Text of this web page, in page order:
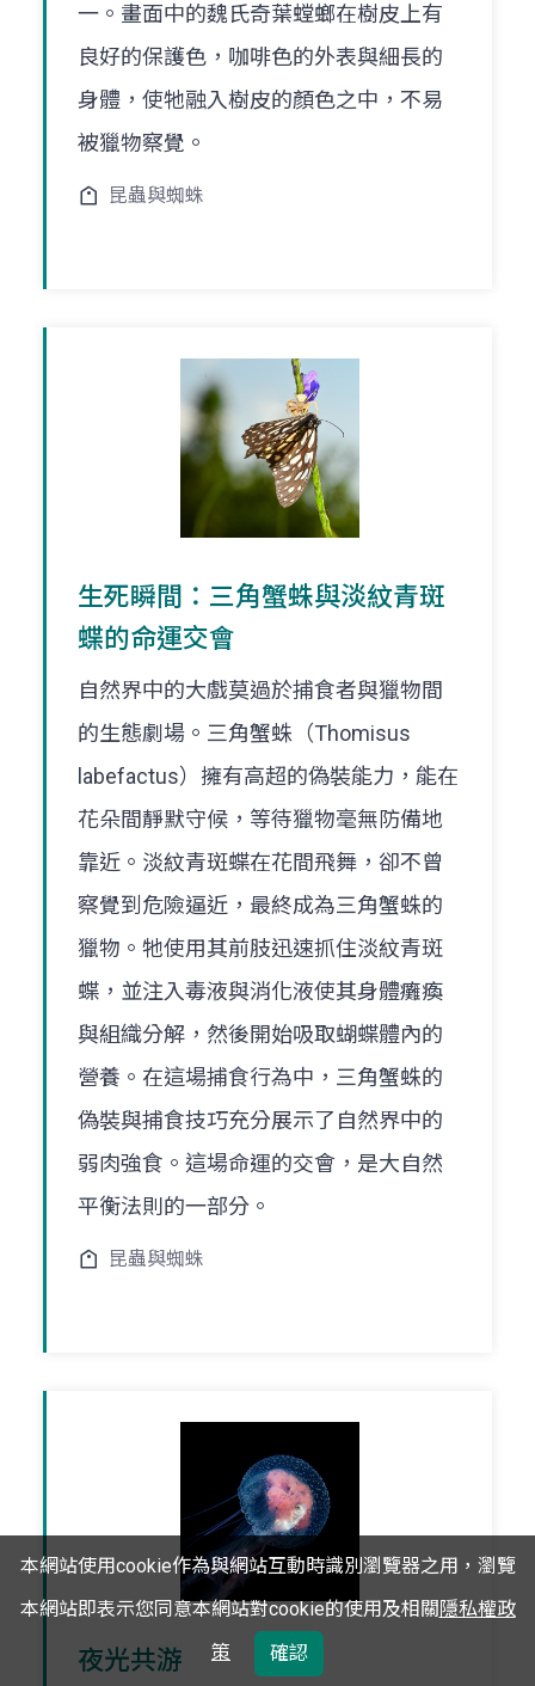
一。畫面中的魏氏奇葉螳螂在樹皮上有
良好的保護色，咖啡色的外表與細長的
身體，使牠融入樹皮的顏色之中，不易
被獵物察覺。
昆蟲與蜘蛛
生死瞬間：三角蟹蛛與淡紋青斑
蝶的命運交會
自然界中的大戲莫過於捕食者與獵物間
的生態劇場。三角蟹蛛（Thomisus
labefactus）擁有高超的偽裝能力，能在
花朵間靜默守候，等待獵物毫無防備地
靠近。淡紋青斑蝶在花間飛舞，卻不曾
察覺到危險逼近，最終成為三角蟹蛛的
獵物。牠使用其前肢迅速抓住淡紋青斑
蝶，並注入毒液與消化液使其身體癱瘓
與組織分解，然後開始吸取蝴蝶體內的
營養。在這場捕食行為中，三角蟹蛛的
偽裝與捕食技巧充分展示了自然界中的
弱肉強食。這場命運的交會，是大自然
平衡法則的一部分。
昆蟲與蜘蛛
夜光共游
本網站使用cookie作為與網站互動時識別瀏覽器之用，瀏覽
本網站即表示您同意本網站對cookie的使用及相關隱私權政
策
確認